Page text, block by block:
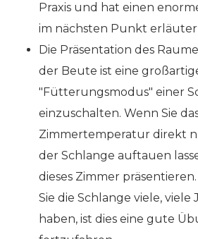
Praxis und hat einen
im nächsten Punkt
Die Präsentation des
der Beute ist eine
"Fütterungsmodus" einer
einzuschalten. Wenn Sie
Zimmertemperatur direkt
der Schlange auftauen
dieses Zimmer
Sie die Schlange viele,
haben, ist dies eine gute